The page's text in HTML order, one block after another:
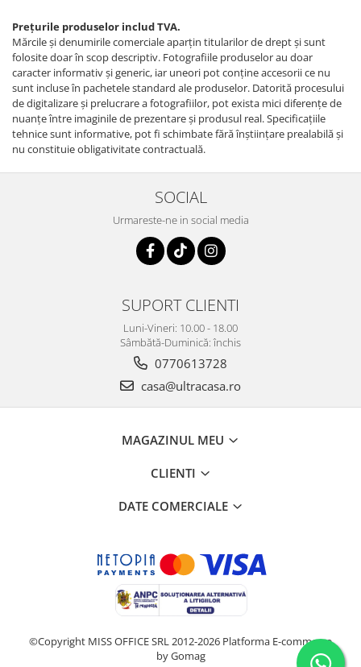
Prețurile produselor includ TVA.
Mărcile și denumirile comerciale aparțin titularilor de drept şi sunt
folosite doar în scop descriptiv. Fotografiile produselor au doar
caracter informativ şi generic, iar uneori pot conţine accesorii ce nu
sunt incluse în pachetele standard ale produselor. Datorită procesului
de digitalizare și prelucrare a fotografiilor, pot exista mici diferențe de
nuanțe între imaginile de prezentare și produsul real. Specificaţiile
tehnice sunt informative, pot fi schimbate fără înştiinţare prealabilă şi
nu constituie obligativitate contractuală.
SOCIAL
Urmareste-ne in social media
SUPORT CLIENTI
Luni-Vineri: 10.00 - 18.00
Sâmbătă-Duminică: închis
0770613728
casa@ultracasa.ro
MAGAZINUL MEU
CLIENTI
DATE COMERCIALE
©Copyright MISS OFFICE SRL 2012-2026 Platforma E-commerce
by Gomag